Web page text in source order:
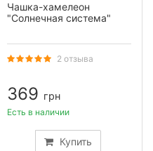
Чашка-хамелеон
"Солнечная система"
2 отзыва
369 грн
Купить
Есть в наличии